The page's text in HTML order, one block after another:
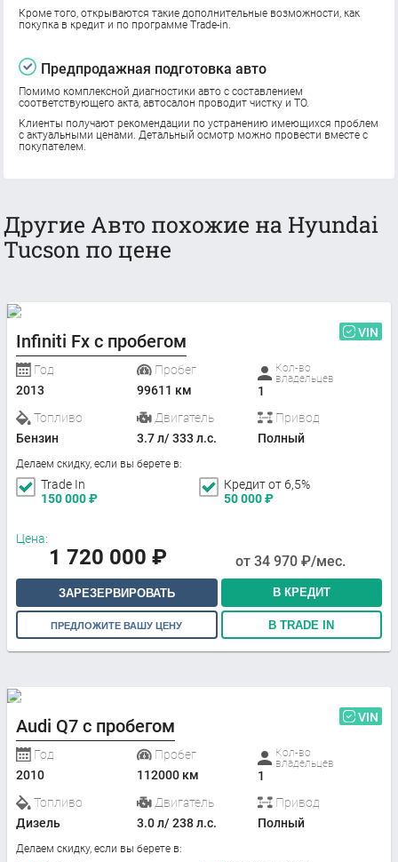
Кроме того, открываются такие дополнительные возможности, как
покупка в кредит и по программе Trade-in.
Предпродажная подготовка авто
Помимо комплексной диагностики авто с составлением
соответствующего акта, автосалон проводит чистку и ТО.
Клиенты получают рекомендации по устранению имеющихся проблем
с актуальными ценами. Детальный осмотр можно провести вместе с
покупателем.
Другие Авто похожие на Hyundai
Tucson по цене
Infiniti Fx с пробегом VIN
Год
2013
Пробег
99611 км
Кол-во
владельцев
1
Топливо
Бензин
Двигатель
3.7 л/ 333 л.с.
Привод
Полный
Делаем скидку, если вы берете в:
Trade In
150 000₽
Кредит от 6,5%
50 000₽
Цена:
1 720 000 ₽ от 34 970 ₽/мес.
ЗАРЕЗЕРВИРОВАТЬ В КРЕДИТ
ПРЕДЛОЖИТЕ ВАШУ ЦЕНУ В TRADE IN
Audi Q7 с пробегом VIN
Год
2010
Пробег
112000 км
Кол-во
владельцев
1
Топливо
Дизель
Двигатель
3.0 л/ 238 л.с.
Привод
Полный
Делаем скидку, если вы берете в: